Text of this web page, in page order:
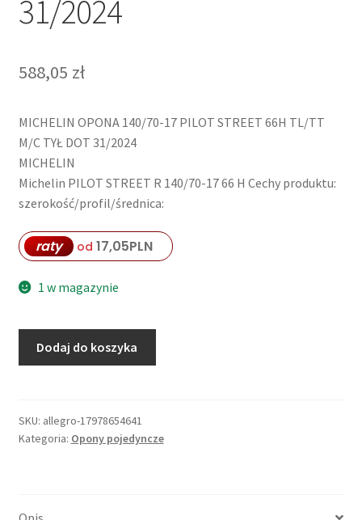
31/2024
588,05 zł
MICHELIN OPONA 140/70-17 PILOT STREET 66H TL/TT
M/C TYŁ DOT 31/2024
MICHELIN
Michelin PILOT STREET R 140/70-17 66 H Cechy produktu:
szerokość/profil/średnica:
raty od 17,05PLN
1 w magazynie
MICHELIN
17
PILOT
Dodaj do koszyka
SKU: allegro-17978654641
Kategoria: Opony pojedyncze